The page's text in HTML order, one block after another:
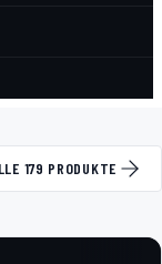
179 PRODUKTE